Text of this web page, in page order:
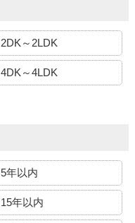
2DK～2LDK
4DK～4LDK
5年以内
15年以内